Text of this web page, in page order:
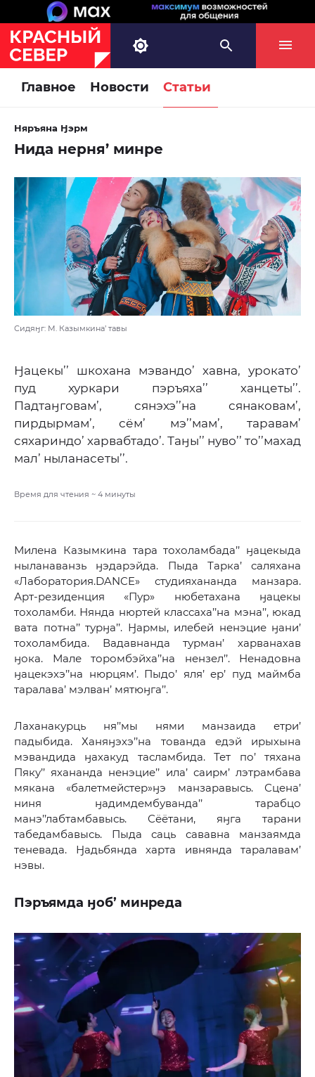
Главное Новости Статьи
Няръяна Ӈэрм
Нида нерня’ минре
Сидяӈг: М. Казымкина’ тавы
Ӈацекы’’ шкохана мэвандо’ хавна, урокато’
пуд хуркари пэръяха’’ ханцеты’’.
Падтаӈговам’, сянэхэ’’на сянаковам’,
пирдырмам’, сём’ мэ’’мам’, таравам’
сяхариндо’ харвабтадо’. Таӈы’’ нуво’’ то’’махад
мал’ ныланасеты’’.
Время для чтения ~ 4 минуты
Милена Казымкина тара тохоламбада’’ ӈацекыда
ныланаванзь ӈэдарэйда. Пыда Тарка’ саляхана
«Лаборатория.DANCE» студияхананда манзара.
Арт-резиденция «Пур» нюбетахана ӈацекы
тохоламби. Нянда нюртей классаха’’на мэна’’, юкад
вата потна’’ турӈа’’. Ӈармы, илебей ненэцие ӈани’
тохоламбида. Вадавнанда турман’ харванахав
ӈока. Мале торомбэйха’’на нензел’’. Ненадовна
ӈацекэхэ’’на нюрцям’. Пыдо’ яля’ ер’ пуд маймба
таралава’ мэлван’ мятюӈга’’.
Лаханакурць ня’’мы нями манзаида етри’
падыбида. Ханяӈэхэ’’на тованда едэй ирыхына
мэвандида ӈахакуд тасламбида. Тет по’ тяхана
Пяку’’ яхананда ненэцие’’ ила’ саирм’ лэтрамбава
мякана «балетмейстер»ӈэ манзаравысь. Сцена’
ниня ӈадимдембуванда’’ тарабцо
манэ’’лабтамбавысь. Сёётани, яӈга тарани
табедамбавысь. Пыда саць сававна манзаямда
теневада. Ӈадьбянда харта ивнянда таралавам’
нэвы.
Пэръямда ӈоб’ минреда